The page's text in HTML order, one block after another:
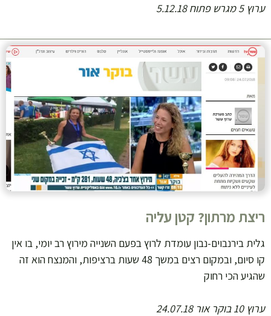
ערוץ 5 מגרש פתוח 5.12.18
ריצת מרתון? קטן עליה
גלית בירנבוים-נבון עומדת לרוץ בפעם השנייה מירוץ רב יומי, בו אין
קו סיום, ובמקום רצים במשך 48 שעות ברציפות, והמנצח הוא זה
שהגיע הכי רחוק
ערוץ 10 בוקר אור 24.07.18